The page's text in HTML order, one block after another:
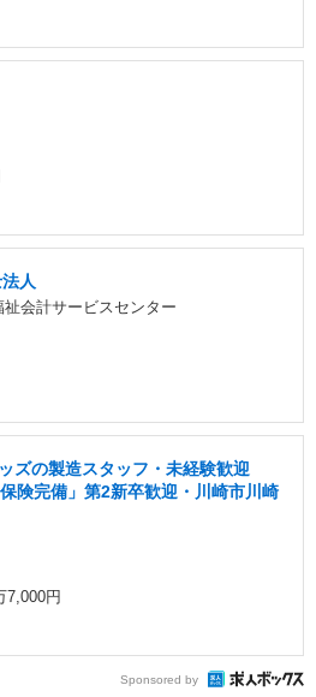
人
会計サービスセンター
ズの製造スタッフ・未経験歓迎
険完備」第2新卒歓迎・川崎市川崎
7,000円
Sponsored by